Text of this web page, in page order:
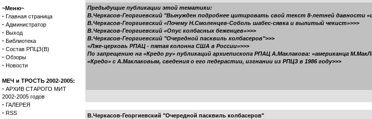
~Меню~
· Главная страница
· Администратор
· Выход
· Библиотека
· Состав РПЦЗ(В)
· Обзоры
· Новости
МЕЧ и ТРОСТЬ 2002-2005:
· АРХИВ СТАРОГО МИТ
2002-2005 годов
· ГАЛЕРЕЯ
· RSS
Предыдущие публикации этой тематики:
В.Черкасов-Георгиевский "Вынужден подробнее цитировать свой текст 8-летней давности
В.Черкасов-Георгиевский «Почему Н.Смоленцев-Соболь шабес-сявка и вылитый чекист»>>>
В.Черкасов-Георгиевский «Опус колбасных беженцев»>>>
В.Черкасов-Георгиевский "Очередной пасквиль колбасеров">>>
«Лже-церковь РПАЦ - пятая колонна США в России»>>>
По запрещению на «Кредо ру» публикаций архиепископа РПАЦ А.Маклакова: «американца
«Кредо» с А.Маклаковым, сведения о его педерастии, изгнании из РПЦЗ в 1986 году>>>
В.Черкасов-Георгиевский "Очередной пасквиль колбасеров"